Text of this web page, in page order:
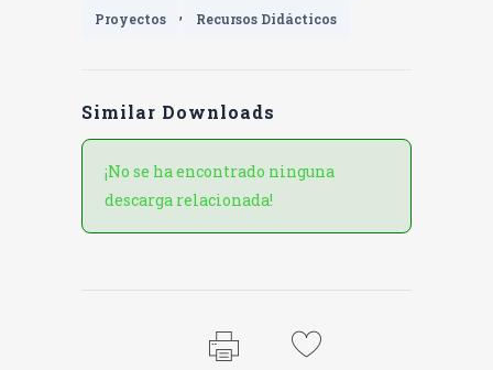
Proyectos , Recursos Didácticos
Similar Downloads
¡No se ha encontrado ninguna
descarga relacionada!